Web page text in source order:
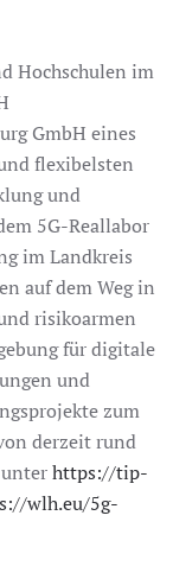
Hochschulen im
GmbH eines
flexibelsten
und
5G-Reallabor
im Landkreis
auf dem Weg in
risikoarmen
für digitale
und
zum
derzeit rund
https://tip-
wlh.eu/5g-